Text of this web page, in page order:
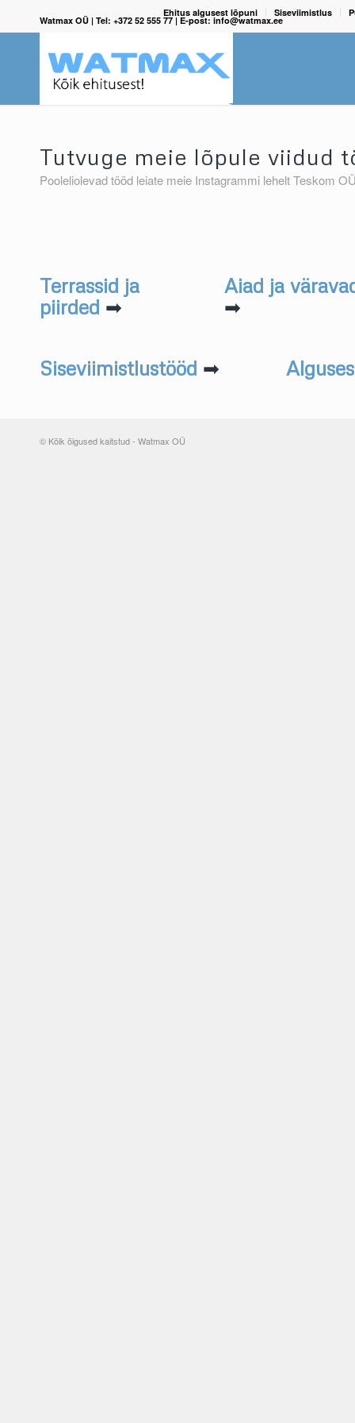
Ehitus algusest lõpuni Siseviimistlus
Watmax OÜ | Tel: +372 52 555 77 | E-post: info@watmax.ee
Tutvuge meie lõpule viidud
Pooleliolevad tööd leiate meie Instagrammi lehelt Teskom
Terrassid ja
piirded ➡
Aiad ja
➡
Siseviimistlustööd ➡
© Kõik õigused kaitstud - Watmax OÜ